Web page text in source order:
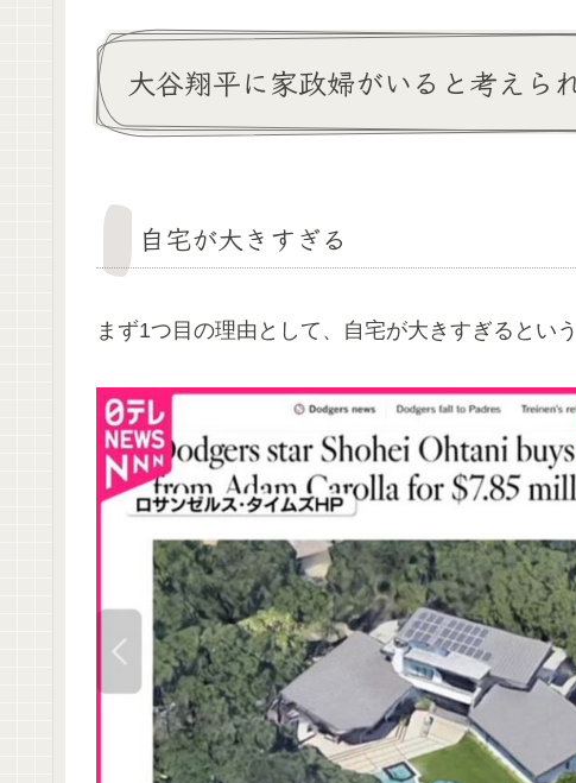
大谷翔平に家政婦がいると考えら
自宅が大きすぎる
まず1つ目の理由として、自宅が大きすぎるとい